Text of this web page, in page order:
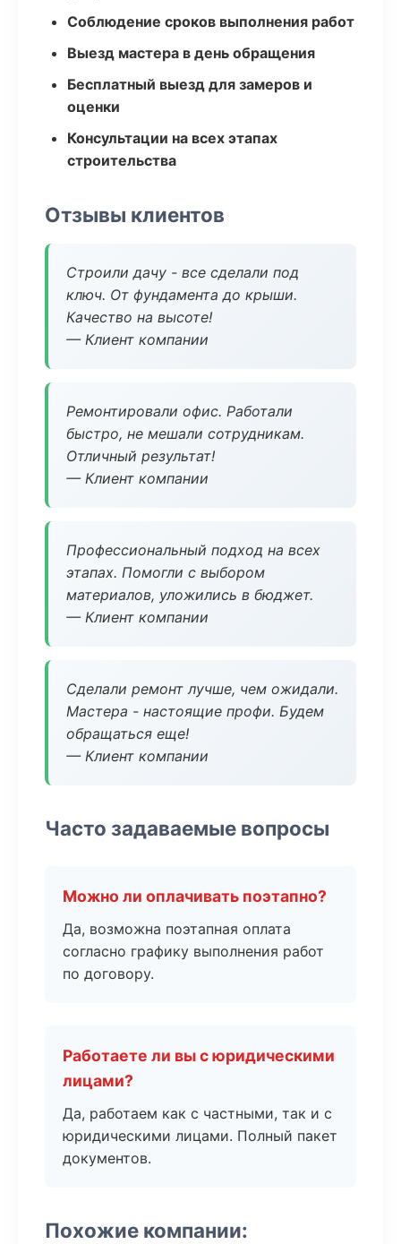
Соблюдение сроков выполнения работ
Выезд мастера в день обращения
Бесплатный выезд для замеров и
оценки
Консультации на всех этапах
строительства
Отзывы клиентов
Строили дачу - все сделали под
ключ. От фундамента до крыши.
Качество на высоте!
— Клиент компании
Ремонтировали офис. Работали
быстро, не мешали сотрудникам.
Отличный результат!
— Клиент компании
Профессиональный подход на всех
этапах. Помогли с выбором
материалов, уложились в бюджет.
— Клиент компании
Сделали ремонт лучше, чем ожидали.
Мастера - настоящие профи. Будем
обращаться еще!
— Клиент компании
Часто задаваемые вопросы
Можно ли оплачивать поэтапно?
Да, возможна поэтапная оплата
согласно графику выполнения работ
по договору.
Работаете ли вы с юридическими
лицами?
Да, работаем как с частными, так и с
юридическими лицами. Полный пакет
документов.
Похожие компании: